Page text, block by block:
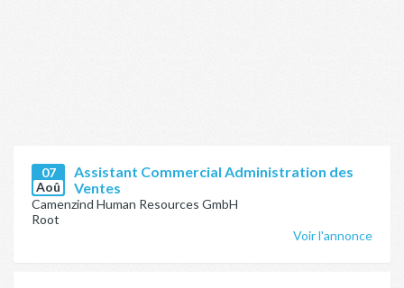
07
Aoû
Assistant Commercial Administration des
Ventes
Camenzind Human Resources GmbH
Root
Voir l'annonce